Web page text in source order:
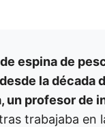
espina de
la década
un profesor de
trabajaba en